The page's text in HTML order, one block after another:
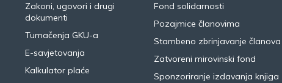
Zakoni, ugovori i drugi
dokumenti
Tumačenja GKU-a
E-savjetovanja
Kalkulator plaće
Fond solidarnosti
Pozajmice članovima
Stambeno zbrinjavanje članova
Zatvoreni mirovinski fond
Sponzoriranje izdavanja knjiga